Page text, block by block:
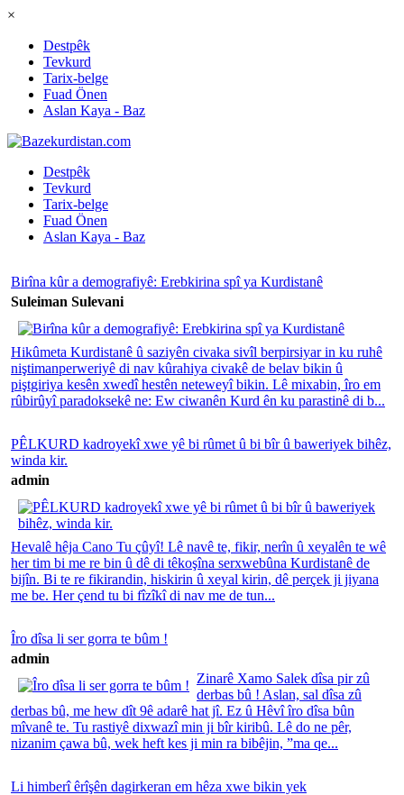
×
Destpêk
Tevkurd
Tarix-belge
Fuad Önen
Aslan Kaya - Baz
Destpêk
Tevkurd
Tarix-belge
Fuad Önen
Aslan Kaya - Baz
Birîna kûr a demografiyê: Erebkirina spî ya Kurdistanê
Suleiman Sulevani
Hikûmeta Kurdistanê û saziyên civaka sivîl berpirsiyar in ku ruhê
niştimanperweriyê di nav kûrahiya civakê de belav bikin û
piştgiriya kesên xwedî hestên neteweyî bikin. Lê mixabin, îro em
rûbirûyî paradoksekê ne: Ew ciwanên Kurd ên ku parastinê di b...
PÊLKURD kadroyekî xwe yê bi rûmet û bi bîr û baweriyek bihêz,
winda kir.
admin
Hevalê hêja Cano Tu çûyî! Lê navê te, fikir, nerîn û xeyalên te wê
her tim bi me re bin û dê di têkoşîna serxwebûna Kurdistanê de
bijîn. Bi te re fikirandin, hiskirin û xeyal kirin, dê perçek ji jiyana
me be. Her çend tu bi fîzîkî di nav me de tun...
Îro dîsa li ser gorra te bûm !
admin
Zinarê Xamo Salek dîsa pir zû
derbas bû ! Aslan, sal dîsa zû
derbas bû, me hew dît 9ê adarê hat jî. Ez û Hêvî îro dîsa bûn
mîvanê te. Tu rastiyê dixwazî min ji bîr kiribû. Lê do ne pêr,
nizanim çawa bû, wek heft kes ji min ra bibêjin, ”ma qe...
Li himberî êrîşên dagirkeran em hêza xwe bikin yek